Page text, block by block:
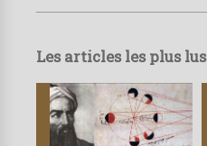
Les articles les plus lus